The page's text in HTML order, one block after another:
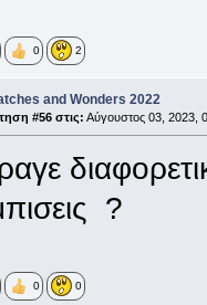
0 2
and Wonders 2022
#56 στις: Αύγουστος 03, 2023,
?
0 0